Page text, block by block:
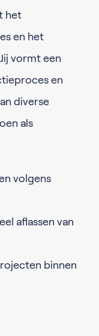
het
en het
vormt een
en
diverse
als
volgens
aflassen van
binnen